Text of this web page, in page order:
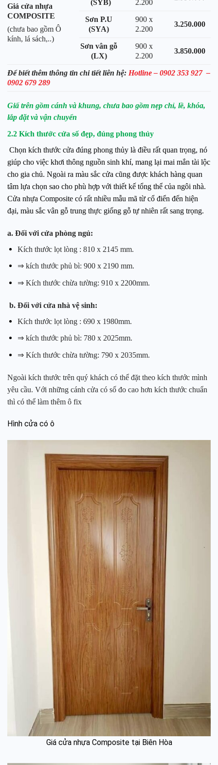
Giá cửa nhựa
COMPOSITE
(chưa bao gồm Ô
kính, lá sách,..)
(SYB)
2.200
Sơn P.U
(SYA)
900 x
2.200
3.250.000
Sơn vân gỗ
(LX)
900 x
2.200
3.850.000
Để biết thêm thông tin chi tiết liên hệ: Hotline – 0902 353 927 –
0902 679 289
Giấ trên gồm cánh và khung, chưa bao gồm nẹp chỉ, lề, khóa,
lắp đặt và vận chuyển
2.2 Kích thước cửa số đẹp, đúng phong thủy
Chọn kích thước cửa đúng phong thủy là điều rất quan trọng, nó
giúp cho việc khơi thông nguồn sinh khí, mang lại mai mắn tài lộc
cho gia chủ. Ngoài ra màu sắc cửa cũng được khách hàng quan
tâm lựa chọn sao cho phù hợp với thiết kế tổng thể của ngôi nhà.
Cửa nhựa Composite có rất nhiều mẫu mã từ cổ điển đến hiện
đại, màu sắc vân gỗ trung thực giống gỗ tự nhiên rất sang trọng.
a. Đối với cửa phòng ngủ:
Kích thước lọt lòng : 810 x 2145 mm.
⇒ kích thước phủ bì: 900 x 2190 mm.
⇒ Kích thước chừa tường: 910 x 2200mm.
b. Đối với cửa nhà vệ sinh:
Kích thước lọt lòng : 690 x 1980mm.
⇒ kích thước phủ bì: 780 x 2025mm.
⇒ Kích thước chừa tường: 790 x 2035mm.
Ngoài kích thước trên quý khách có thể đặt theo kích thước mình
yêu cầu. Với những cánh cửa có số đo cao hơn kích thước chuẩn
thì có thể làm thêm ô fix
Hình cửa có ô
Giá cửa nhựa Composite tại Biên Hòa